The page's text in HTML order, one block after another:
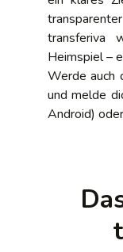
transferiva
Heimspiel –
Werde auch
und melde
Android)